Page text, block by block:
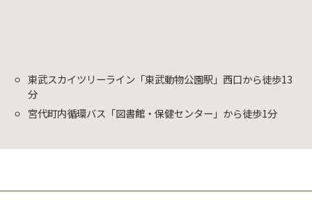
東武スカイツリーライン「東武動物公園駅」西口から徒歩13
分
宮代町内循環バス「図書館・保健センター」から徒歩1分